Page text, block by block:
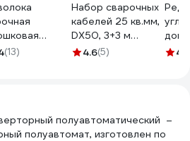
(0.8 мм;
(13)
Набор сварочных
кабелей 25 кв.мм,
DX50, 3+3 м
СВАРТОН
4.6(5) 4
полуавтоматический –
полуавтомат, изготовлен по